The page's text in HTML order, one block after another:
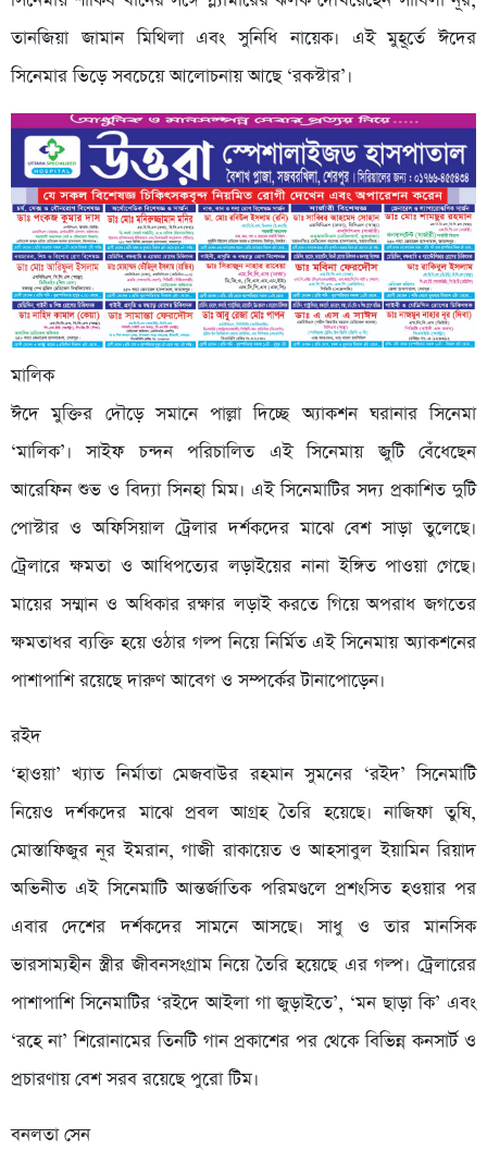
তানজিয়া জামান মিথিলা এবং সুনিধি নায়েক। এই মুহূর্তে ঈদের
সিনেমার ভিড়ে সবচেয়ে আলোচনায় আছে ‘রকস্টার’।
মালিক
ঈদে মুক্তির দৌড়ে সমানে পাল্লা দিচ্ছে অ্যাকশন ঘরানার সিনেমা
‘মালিক’। সাইফ চন্দন পরিচালিত এই সিনেমায় জুটি বেঁধেছেন
আরেফিন শুভ ও বিদ্যা সিনহা মিম। এই সিনেমাটির সদ্য প্রকাশিত দুটি
পোস্টার ও অফিসিয়াল ট্রেলার দর্শকদের মাঝে বেশ সাড়া তুলেছে।
ট্রেলারে ক্ষমতা ও আধিপত্যের লড়াইয়ের নানা ইঙ্গিত পাওয়া গেছে।
মায়ের সম্মান ও অধিকার রক্ষার লড়াই করতে গিয়ে অপরাধ জগতের
ক্ষমতাধর ব্যক্তি হয়ে ওঠার গল্প নিয়ে নির্মিত এই সিনেমায় অ্যাকশনের
পাশাপাশি রয়েছে দারুণ আবেগ ও সম্পর্কের টানাপোড়েন।
রইদ
‘হাওয়া’ খ্যাত নির্মাতা মেজবাউর রহমান সুমনের ‘রইদ’ সিনেমাটি
নিয়েও দর্শকদের মাঝে প্রবল আগ্রহ তৈরি হয়েছে। নাজিফা তুষি,
মোস্তাফিজুর নূর ইমরান, গাজী রাকায়েত ও আহসাবুল ইয়ামিন রিয়াদ
অভিনীত এই সিনেমাটি আন্তর্জাতিক পরিমণ্ডলে প্রশংসিত হওয়ার পর
এবার দেশের দর্শকদের সামনে আসছে। সাধু ও তার মানসিক
ভারসাম্যহীন স্ত্রীর জীবনসংগ্রাম নিয়ে তৈরি হয়েছে এর গল্প। ট্রেলারের
পাশাপাশি সিনেমাটির ‘রইদে আইলা গা জুড়াইতে’, ‘মন ছাড়া কি’ এবং
‘রহে না’ শিরোনামের তিনটি গান প্রকাশের পর থেকে বিভিন্ন কনসার্ট ও
প্রচারণায় বেশ সরব রয়েছে পুরো টিম।
বনলতা সেন